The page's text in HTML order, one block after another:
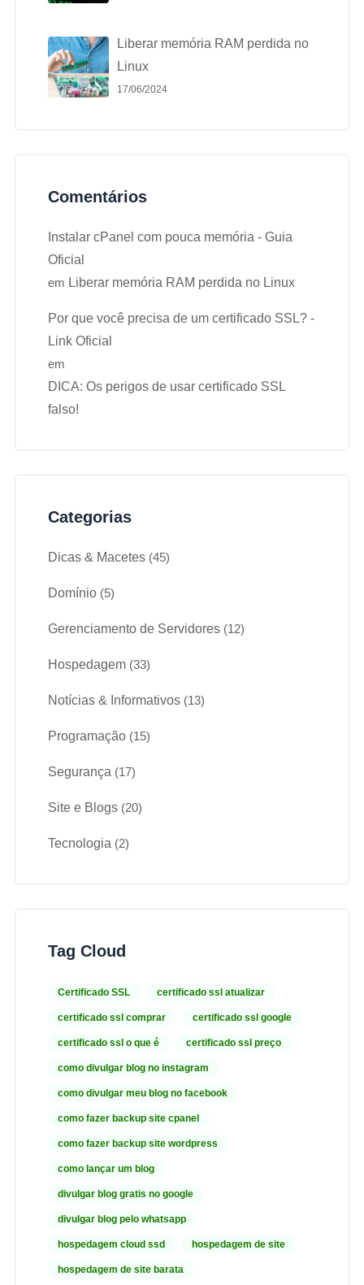
Liberar memória RAM perdida no
Linux
17/06/2024
Comentários
Instalar cPanel com pouca memória - Guia
Oficial
em Liberar memória RAM perdida no Linux
Por que você precisa de um certificado SSL? -
Link Oficial
em
DICA: Os perigos de usar certificado SSL
falso!
Categorias
Dicas & Macetes (45)
Domínio (5)
Gerenciamento de Servidores (12)
Hospedagem (33)
Notícias & Informativos (13)
Programação (15)
Segurança (17)
Site e Blogs (20)
Tecnologia (2)
Tag Cloud
Certificado SSL certificado ssl atualizar
certificado ssl comprar certificado ssl google
certificado ssl o que é certificado ssl preço
como divulgar blog no instagram
como divulgar meu blog no facebook
como fazer backup site cpanel
como fazer backup site wordpress
como lançar um blog
divulgar blog gratis no google
divulgar blog pelo whatsapp
hospedagem cloud ssd hospedagem de site
hospedagem de site barata